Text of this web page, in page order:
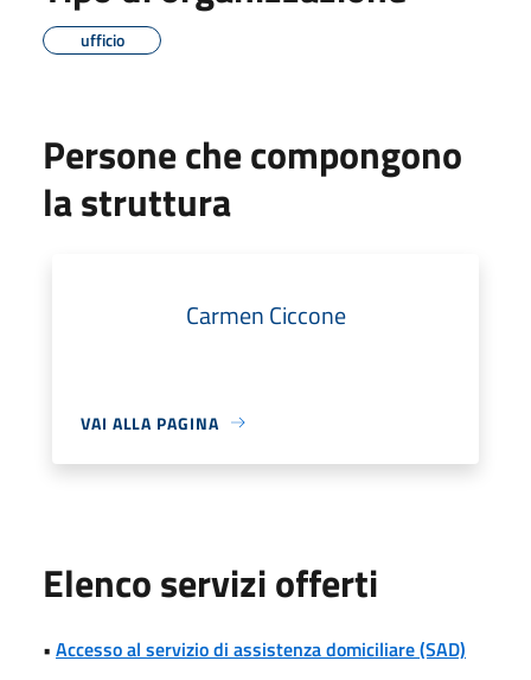
ufficio
Persone che compongono
la struttura
Carmen Ciccone
VAI ALLA PAGINA
Elenco servizi offerti
• Accesso al servizio di assistenza domiciliare (SAD)